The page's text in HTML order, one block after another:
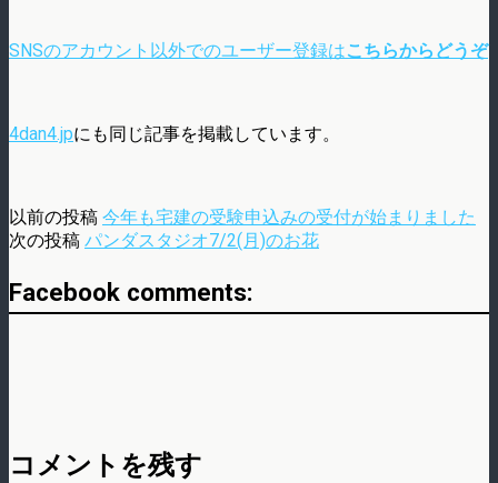
SNSのアカウント以外でのユーザー登録はこちらからどうぞ
4dan4.jpにも同じ記事を掲載しています。
以前の投稿 今年も宅建の受験申込みの受付が始まりました
次の投稿 パンダスタジオ7/2(月)のお花
Facebook comments:
コメントを残す